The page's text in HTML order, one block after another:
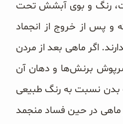
رنگ و بوی آبشش تحت
و پس از خروج از انجماد
اگر ماهی بعد از مردن
برنش‌‌ها و دهان آن
بدن نسبت به رنگ طبیعی
ماهی در حین فساد منجمد